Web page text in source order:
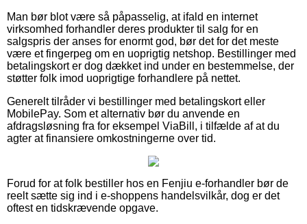
Man bør blot være så påpasselig, at ifald en internet
virksomhed forhandler deres produkter til salg for en
salgspris der anses for enormt god, bør det for det meste
være et fingerpeg om en uoprigtig netshop. Bestillinger med
betalingskort er dog dækket ind under en bestemmelse, der
støtter folk imod uoprigtige forhandlere på nettet.
Generelt tilråder vi bestillinger med betalingskort eller
MobilePay. Som et alternativ bør du anvende en
afdragsløsning fra for eksempel ViaBill, i tilfælde af at du
agter at finansiere omkostningerne over tid.
Forud for at folk bestiller hos en Fenjiu e-forhandler bør de
reelt sætte sig ind i e-shoppens handelsvilkår, dog er det
oftest en tidskrævende opgave.